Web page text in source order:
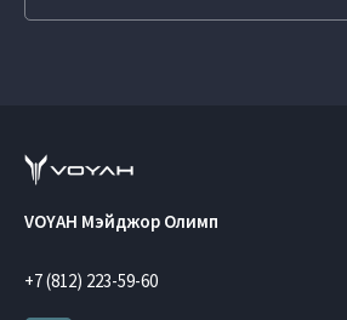
VOYAH Мэйджор Олимп
+7 (812) 223-59-60